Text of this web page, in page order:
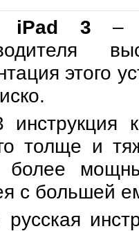
iPad 3 –
этого
толще и
более
с большей